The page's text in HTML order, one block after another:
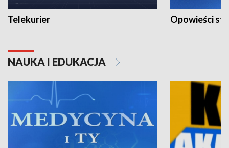
Telekurier Opowieści
NAUKA I EDUKACJA